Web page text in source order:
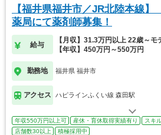
【福井県福井市／JR北陸本線
薬局にて薬剤師募集！
給与
【月収】31.3万円以上 22歳～モ
【年収】450万円～550万円
勤務地 福井県 福井市
アクセス ハピラインふくい線 森田駅
年収550万円以上可 産休・育休取得実績有り スキ
店舗数30以上
積極採用中